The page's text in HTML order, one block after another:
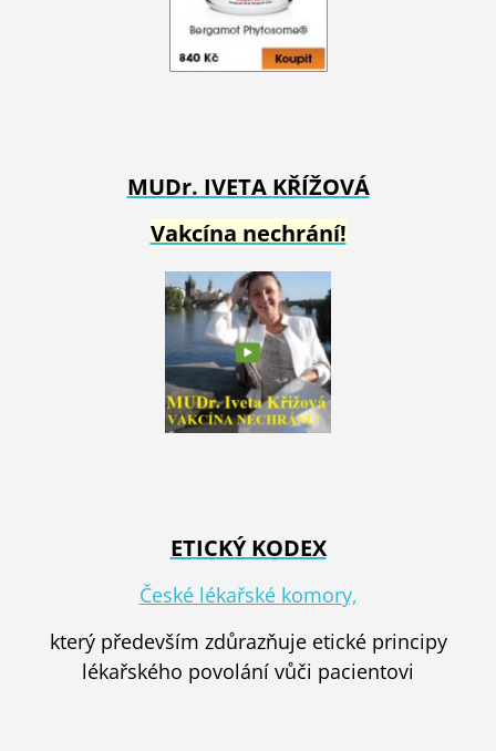
MUDr. IVETA KŘÍŽOVÁ
Vakcína nechrání!
ETICKÝ KODEX
České lékařské komory,
který především zdůrazňuje etické principy
lékařského povolání vůči pacientovi